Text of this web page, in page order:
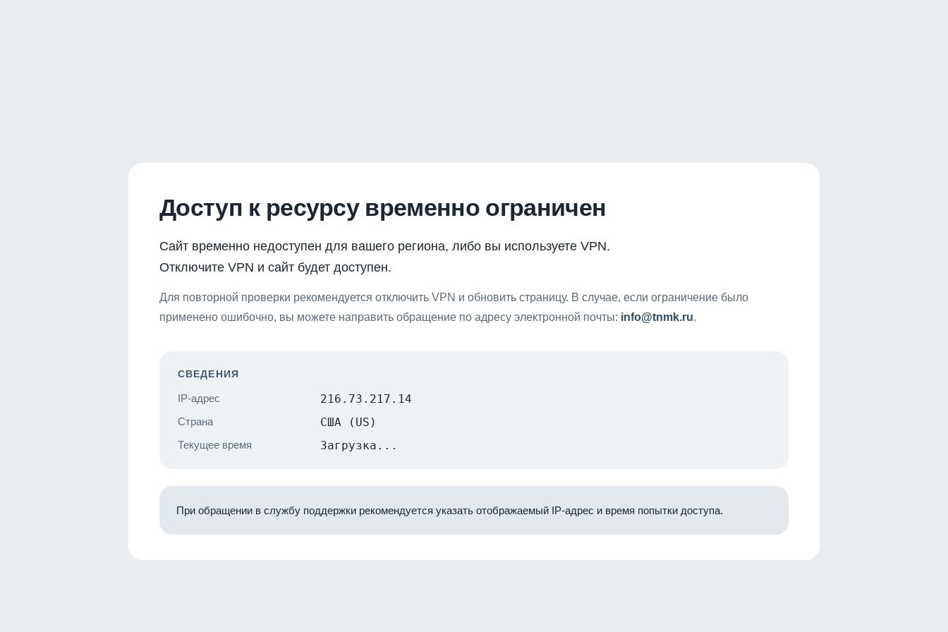
Доступ к ресурсу временно ограничен
Сайт временно недоступен для вашего региона, либо вы используете VPN.
Отключите VPN и сайт будет доступен.
Для повторной проверки рекомендуется отключить VPN и обновить страницу. В случае, если ограничение было
применено ошибочно, вы можете направить обращение по адресу электронной почты: info@tnmk.ru.
СВЕДЕНИЯ
IP-адрес 216.73.217.14
Страна США (US)
Текущее время Загрузка...
При обращении в службу поддержки рекомендуется указать отображаемый IP-адрес и время попытки доступа.